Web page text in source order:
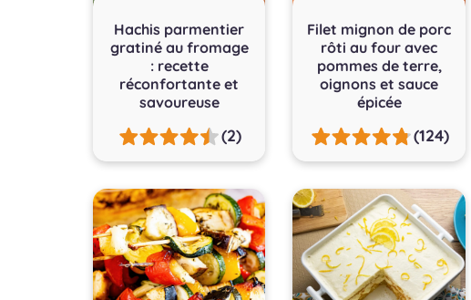
Hachis parmentier
gratiné au fromage
: recette
réconfortante et
savoureuse
(2)
Filet mignon de porc
rôti au four avec
pommes de terre,
oignons et sauce
épicée
(124)